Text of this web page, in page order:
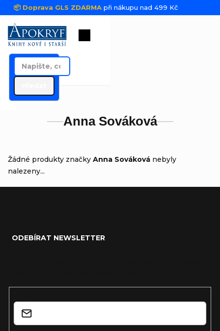
Přejít na obsah
📦 Doprava GLS ZDARMA při nákupu nad 499 Kč
Nákupní košík
Anna Sováková
Žádné produkty značky Anna Sováková nebyly
nalezeny...
ODEBÍRAT NEWSLETTER